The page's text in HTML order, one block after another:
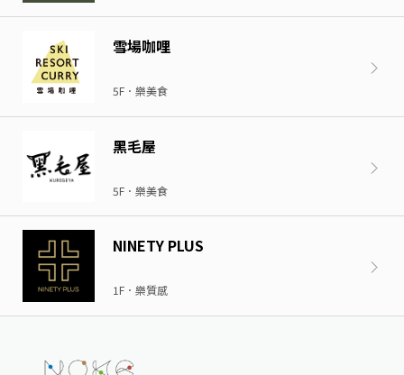
雪場咖哩
5F．樂美食
黑毛屋
5F．樂美食
NINETY PLUS
1F．樂質感